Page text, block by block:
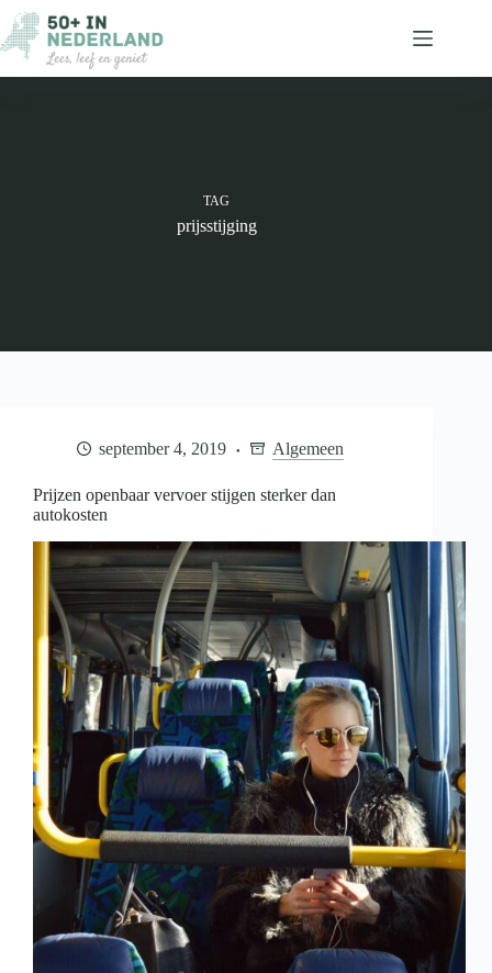
naar
de
inhoud
TAG
prijsstijging
september 4, 2019 Algemeen
Prijzen openbaar vervoer stijgen sterker dan
autokosten